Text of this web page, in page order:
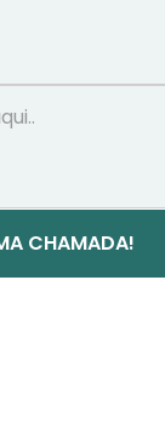
CHAMADA!